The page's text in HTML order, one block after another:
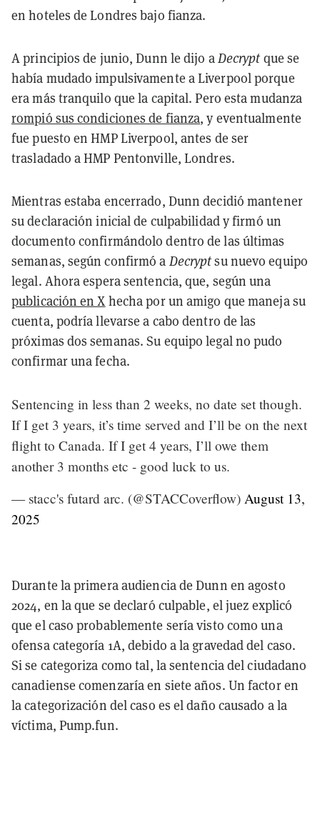
en hoteles de Londres bajo fianza.
A principios de junio, Dunn le dijo aDecrypt que se
había mudado impulsivamente a Liverpool porque
era más tranquilo que la capital. Pero esta mudanza
rompió sus condiciones de fianza, y eventualmente
fue puesto en HMP Liverpool, antes de ser
trasladado a HMP Pentonville, Londres.
Mientras estaba encerrado, Dunn decidió mantener
su declaración inicial de culpabilidad y firmó un
documento confirmándolo dentro de las últimas
semanas, según confirmó a Decryptsu nuevo equipo
legal. Ahora espera sentencia, que, según una
publicación en X hecha por un amigo que maneja su
cuenta, podría llevarse a cabo dentro de las
próximas dos semanas. Su equipo legal no pudo
confirmar una fecha.
Sentencing in less than 2 weeks, no date set though.
If I get 3 years, it’s time served and I’ll be on the next
flight to Canada. If I get 4 years, I’ll owe them
another 3 months etc - good luck to us.
— stacc's futard arc. (@STACCoverflow) August 13,
2025
Durante la primera audiencia de Dunn en agosto
2024, en la que se declaró culpable, el juez explicó
que el caso probablemente sería visto como una
ofensa categoría 1A, debido a la gravedad del caso.
Si se categoriza como tal, la sentencia del ciudadano
canadiense comenzaría en siete años. Un factor en
la categorización del caso es el daño causado a la
víctima, Pump.fun.